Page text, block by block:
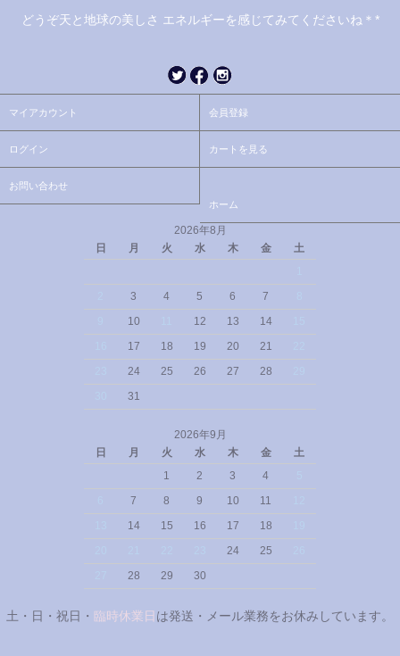
どうぞ天と地球の美しさ エネルギーを感じてみてくださいね＊*
マイアカウント 会員登録
ログイン カートを見る
お問い合わせ
ホーム
2026年8月
日
月 火 水 木 金
土
3 4 5 6 7
10 12 13 14
17 18 19 20 21
24 25 26 27 28
31
2026年9月
日
月 火 水 木 金
土
1
2 3 4
7 8 9 10 11
14 15 16 17 18
24 25
28 29 30
土・日・祝日・ 臨時休業日は発送・メール業務をお休みしています。